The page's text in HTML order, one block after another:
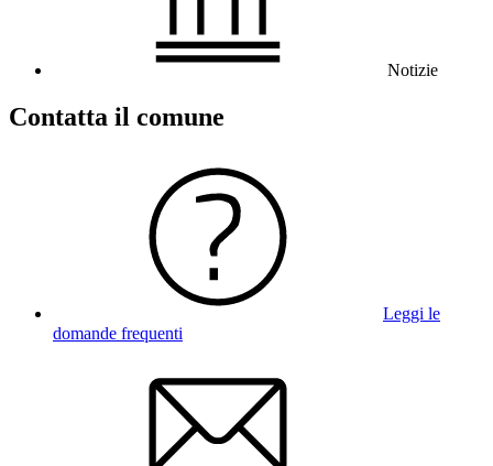
Notizie
Contatta il comune
Leggi le
domande frequenti